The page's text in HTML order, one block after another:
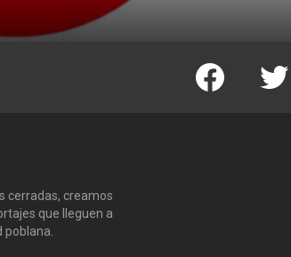
Facebook
cerradas, creamos
que lleguen a